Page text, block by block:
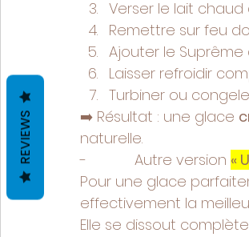
Verser le lait
Remettre sur feu
Ajouter le Suprême
Laisser refroidir
Turbiner ou
➡️ Résultat : une glace
naturelle.
-            Autre version «
Pour une glace
effectivement la
Elle se dissout
REVIEWS